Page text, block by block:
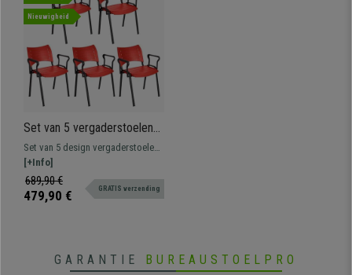
Nieuwigheid
Set van 5 vergaderstoelen
ELVA met armleuningen,
stapelbaar en praktisch,
Zwarte Poten en Rode kleur
Set van 5 design vergaderstoelen
met armleuningen ELVA. Het
perfecte model voor wie op zoek
is naar stevigheid, comfort en
[+Info]
689,90 €
479,90 € GRATIS verzending
GARANTIE BUREAUSTOELPRO